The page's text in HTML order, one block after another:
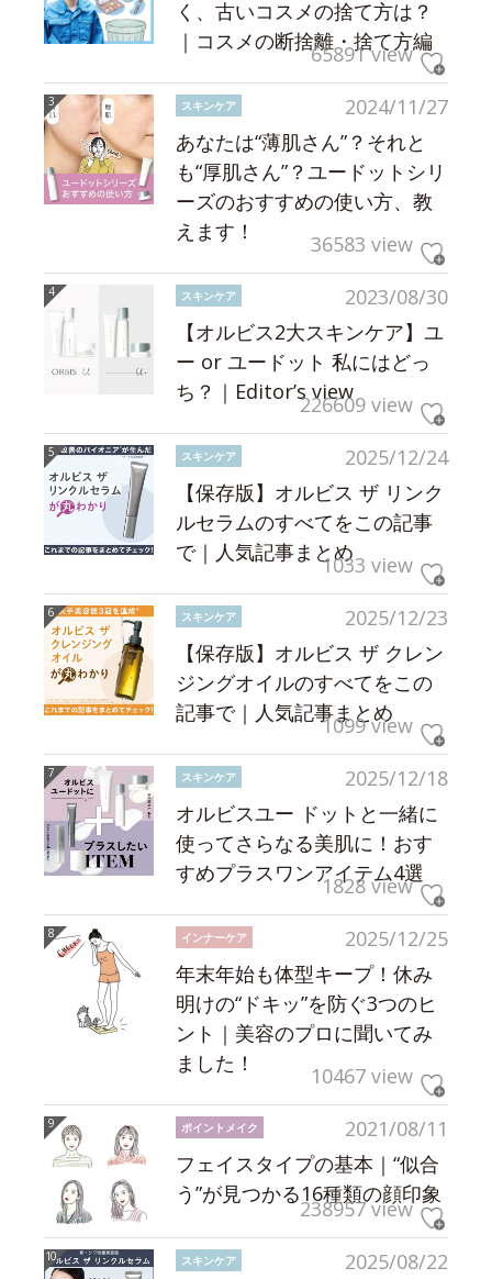
く、古いコスメの捨て方は？
｜コスメの断捨離・捨て方編
65891 view
2024/11/27
スキンケア
あなたは“薄肌さん”？それと
も“厚肌さん”？ユードットシリ
ーズのおすすめの使い方、教
えます！
36583 view
2023/08/30
スキンケア
【オルビス2大スキンケア】ユ
ー or ユードット 私にはどっ
ち？｜Editor’s view226609 view
2025/12/24
スキンケア
【保存版】オルビス ザ リンク
ルセラムのすべてをこの記事
で｜人気記事まとめ1033 view
2025/12/23
スキンケア
【保存版】オルビス ザ クレン
ジングオイルのすべてをこの
記事で｜人気記事まとめ
1099 view
2025/12/18
スキンケア
オルビスユー ドットと一緒に
使ってさらなる美肌に！おす
すめプラスワンアイテム4選
1828 view
2025/12/25
インナーケア
年末年始も体型キープ！休み
明けの“ドキッ”を防ぐ3つのヒ
ント｜美容のプロに聞いてみ
ました！
10467 view
2021/08/11
ポイントメイク
フェイスタイプの基本｜“似合
う”が見つかる16種類の顔印象
238957 view
2025/08/22
スキンケア